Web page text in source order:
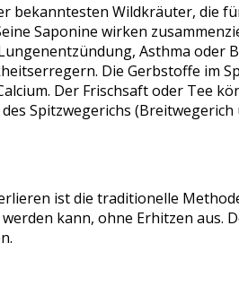
bekanntesten Wildkräuter, die
Saponine wirken
Asthma
Die Gerbstoffe im
Der Frischsaft oder Tee
Spitzwegerichs
ist die traditionelle
kann, ohne Erhitzen aus.